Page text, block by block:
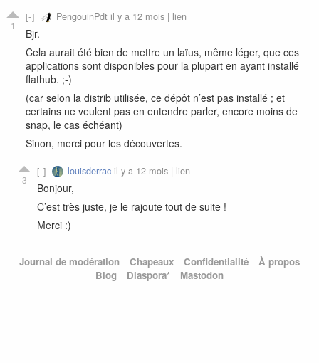
1
PengouinPdt il y a 12 mois | lien
Bjr.
Cela aurait été bien de mettre un laïus, même léger, que ces
applications sont disponibles pour la plupart en ayant installé
flathub. ;-)
(car selon la distrib utilisée, ce dépôt n’est pas installé ; et
certains ne veulent pas en entendre parler, encore moins de
snap, le cas échéant)
Sinon, merci pour les découvertes.
3
louisderracil y a 12 mois | lien
Bonjour,
C’est très juste, je le rajoute tout de suite !
Merci :)
Journal de modération Chapeaux Confidentialité
À propos
Blog
Diaspora* Mastodon